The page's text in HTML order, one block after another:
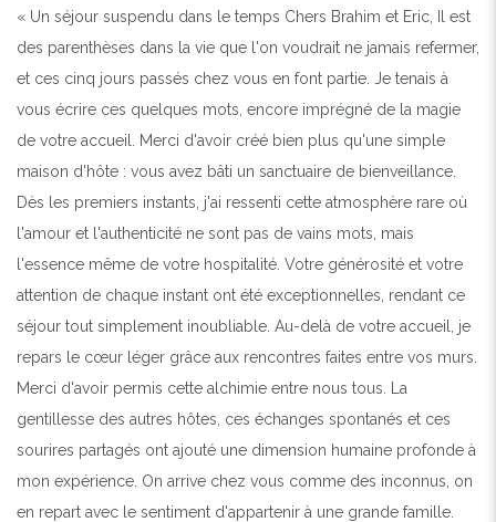
« Un séjour suspendu dans le temps Chers Brahim et Eric, Il est
des parenthèses dans la vie que l'on voudrait ne jamais refermer,
et ces cinq jours passés chez vous en font partie. Je tenais à
vous écrire ces quelques mots, encore imprégné de la magie
de votre accueil. Merci d'avoir créé bien plus qu'une simple
maison d'hôte : vous avez bâti un sanctuaire de bienveillance.
Dès les premiers instants, j'ai ressenti cette atmosphère rare où
l'amour et l'authenticité ne sont pas de vains mots, mais
l'essence même de votre hospitalité. Votre générosité et votre
attention de chaque instant ont été exceptionnelles, rendant ce
séjour tout simplement inoubliable. Au-delà de votre accueil, je
repars le cœur léger grâce aux rencontres faites entre vos murs.
Merci d'avoir permis cette alchimie entre nous tous. La
gentillesse des autres hôtes, ces échanges spontanés et ces
sourires partagés ont ajouté une dimension humaine profonde à
mon expérience. On arrive chez vous comme des inconnus, on
en repart avec le sentiment d'appartenir à une grande famille.